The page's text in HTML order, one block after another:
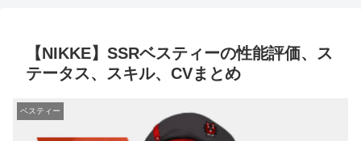
【NIKKE】SSRベスティーの性能評価、ス
テータス、スキル、CVまとめ
ベスティー